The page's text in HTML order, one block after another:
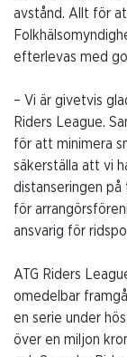
avstånd. Allt för
efterlevas med
– Vi är givetvis
Riders League.
för att minimera
säkerställa att vi
distanseringen på
för
ansvarig för
ATG Riders
omedelbar
en serie under
över en miljon